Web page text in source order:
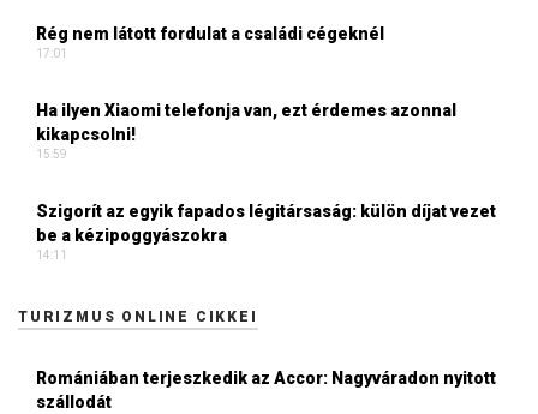
Rég nem látott fordulat a családi cégeknél
17:01
Ha ilyen Xiaomi telefonja van, ezt érdemes azonnal
kikapcsolni!
15:59
Szigorít az egyik fapados légitársaság: külön díjat vezet
be a kézipoggyászokra
14:11
TURIZMUS ONLINE CIKKEI
Romániában terjeszkedik az Accor: Nagyváradon nyitott
szállodát